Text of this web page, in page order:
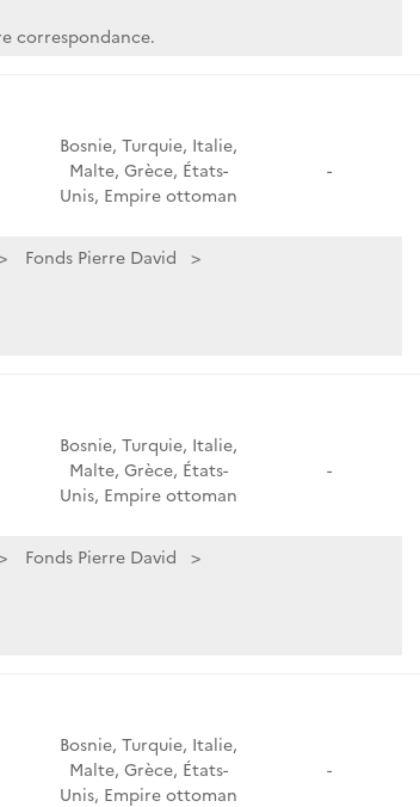
correspondance.
Bosnie, Turquie, Italie,
Malte, Grèce, États-
Unis, Empire ottoman
-
Fonds Pierre David
Bosnie, Turquie, Italie,
Malte, Grèce, États-
Unis, Empire ottoman
-
Fonds Pierre David
Bosnie, Turquie, Italie,
Malte, Grèce, États-
Unis, Empire ottoman
-